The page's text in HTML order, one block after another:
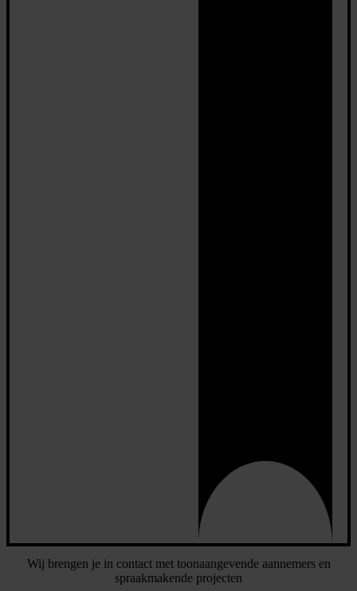
Wij brengen je in contact met toonaangevende aannemers en
spraakmakende projecten